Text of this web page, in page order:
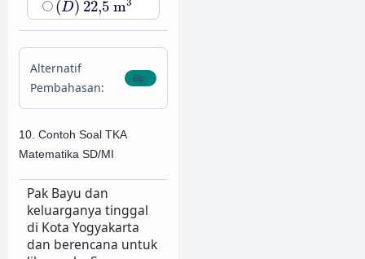
(D) 22,5 m
Alternatif
Pembahasan:
10. Contoh Soal TKA
Matematika SD/MI
Pak Bayu dan
keluarganya tinggal
di Kota Yogyakarta
dan berencana untuk